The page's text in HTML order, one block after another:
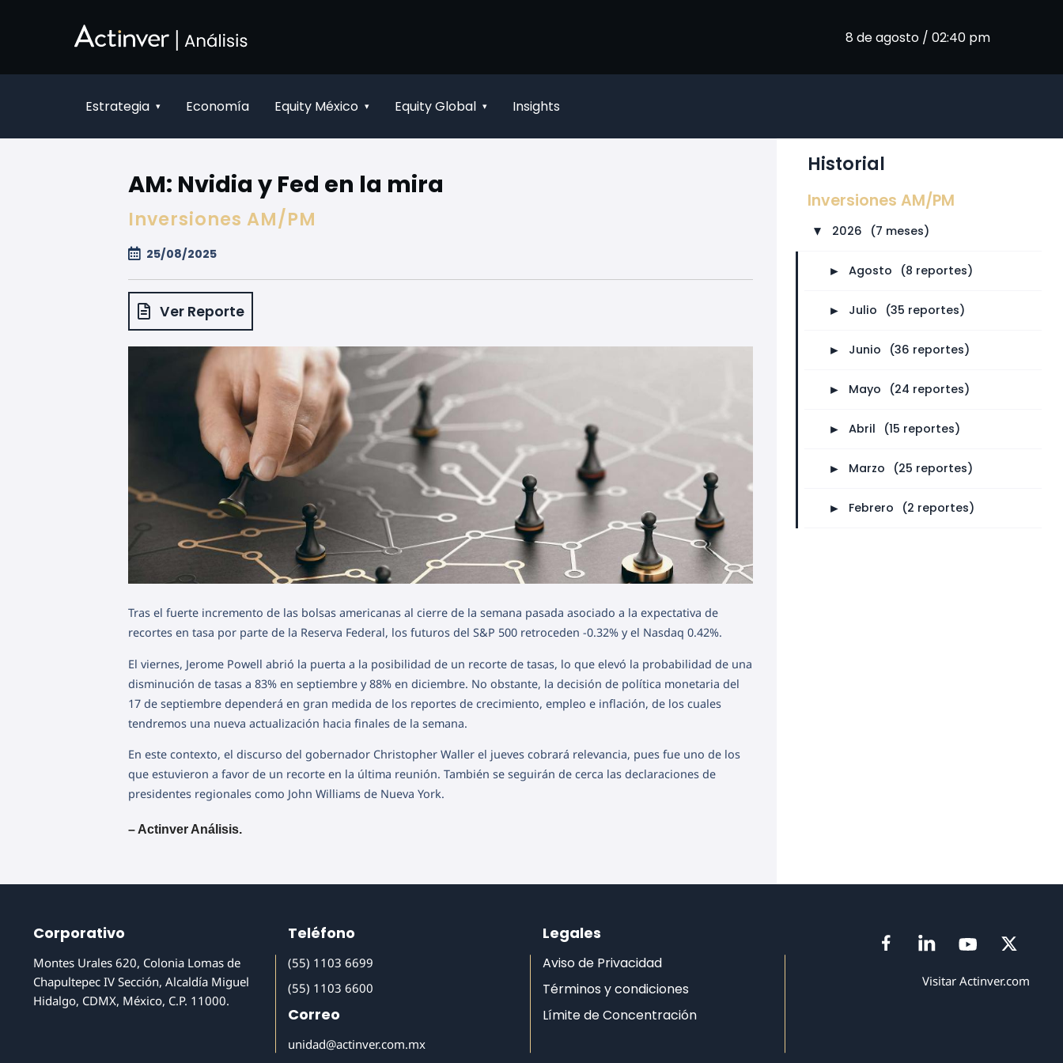
8 de agosto / 02:40 pm
Estrategia ▾ Economía Equity México ▾ Equity Global ▾ Insights
AM: Nvidia y Fed en la mira
Inversiones AM/PM
25/08/2025
Ver Reporte
Tras el fuerte incremento de las bolsas americanas al cierre de la semana pasada asociado a la expectativa de
recortes en tasa por parte de la Reserva Federal, los futuros del S&P 500 retroceden -0.32% y el Nasdaq 0.42%.
El viernes, Jerome Powell abrió la puerta a la posibilidad de un recorte de tasas, lo que elevó la probabilidad de una
disminución de tasas a 83% en septiembre y 88% en diciembre. No obstante, la decisión de política monetaria del
17 de septiembre dependerá en gran medida de los reportes de crecimiento, empleo e inflación, de los cuales
tendremos una nueva actualización hacia finales de la semana.
En este contexto, el discurso del gobernador Christopher Waller el jueves cobrará relevancia, pues fue uno de los
que estuvieron a favor de un recorte en la última reunión. También se seguirán de cerca las declaraciones de
presidentes regionales como John Williams de Nueva York.
– Actinver Análisis.
Historial
Inversiones AM/PM
► 2026 (7 meses)
► Agosto (8 reportes)
► Julio (35 reportes)
► Junio (36 reportes)
► Mayo (24 reportes)
► Abril (15 reportes)
► Marzo (25 reportes)
► Febrero (2 reportes)
Corporativo
Montes Urales 620, Colonia Lomas de
Chapultepec IV Sección, Alcaldía Miguel
Hidalgo, CDMX, México, C.P. 11000.
Teléfono
(55) 1103 6699
(55) 1103 6600
Correo
unidad@actinver.com.mx
Legales
Aviso de Privacidad
Términos y condiciones
Límite de Concentración
Visitar Actinver.com